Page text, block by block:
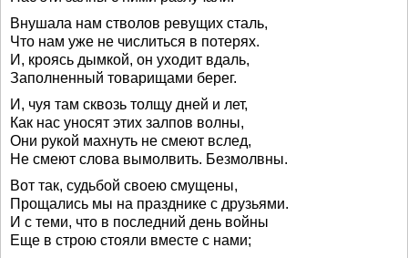
Внушала нам стволов ревущих сталь,
Что нам уже не числиться в потерях.
И, кроясь дымкой, он уходит вдаль,
Заполненный товарищами берег.
И, чуя там сквозь толщу дней и лет,
Как нас уносят этих залпов волны,
Они рукой махнуть не смеют вслед,
Не смеют слова вымолвить. Безмолвны.
Вот так, судьбой своею смущены,
Прощались мы на празднике с друзьями.
И с теми, что в последний день войны
Еще в строю стояли вместе с нами;